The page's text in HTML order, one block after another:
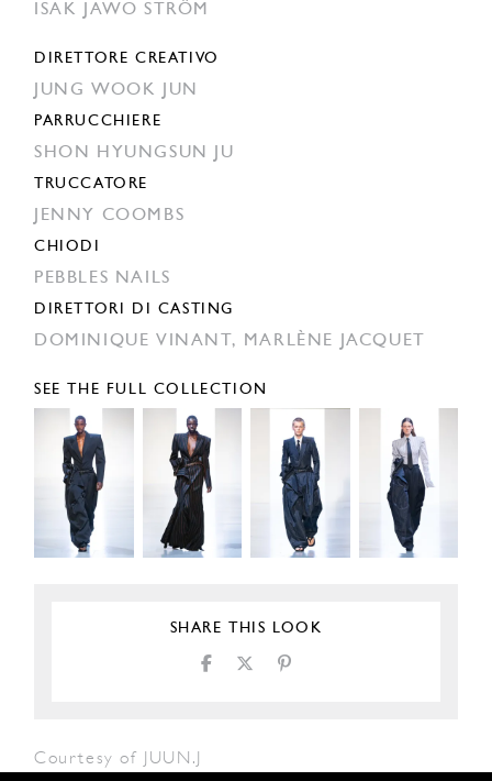
ISAK JAWO STRÖM
DIRETTORE CREATIVO
JUNG WOOK JUN
PARRUCCHIERE
SHON HYUNGSUN JU
TRUCCATORE
JENNY COOMBS
CHIODI
PEBBLES NAILS
DIRETTORI DI CASTING
DOMINIQUE VINANT, MARLÈNE JACQUET
SEE THE FULL COLLECTION
SHARE THIS LOOK
Courtesy of JUUN.J